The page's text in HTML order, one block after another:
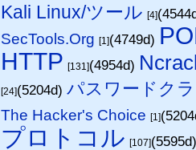
Kali Linux/ツール [4]
SecTools.Org [1](4749d)
HTTP [131](4954d)
[24](5204d)パスワードク
The Hacker's Choice [1]
プロトコル [107]